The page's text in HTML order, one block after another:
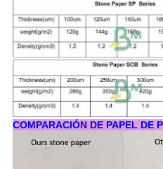
COMPARACIÓN DE PAPEL DE